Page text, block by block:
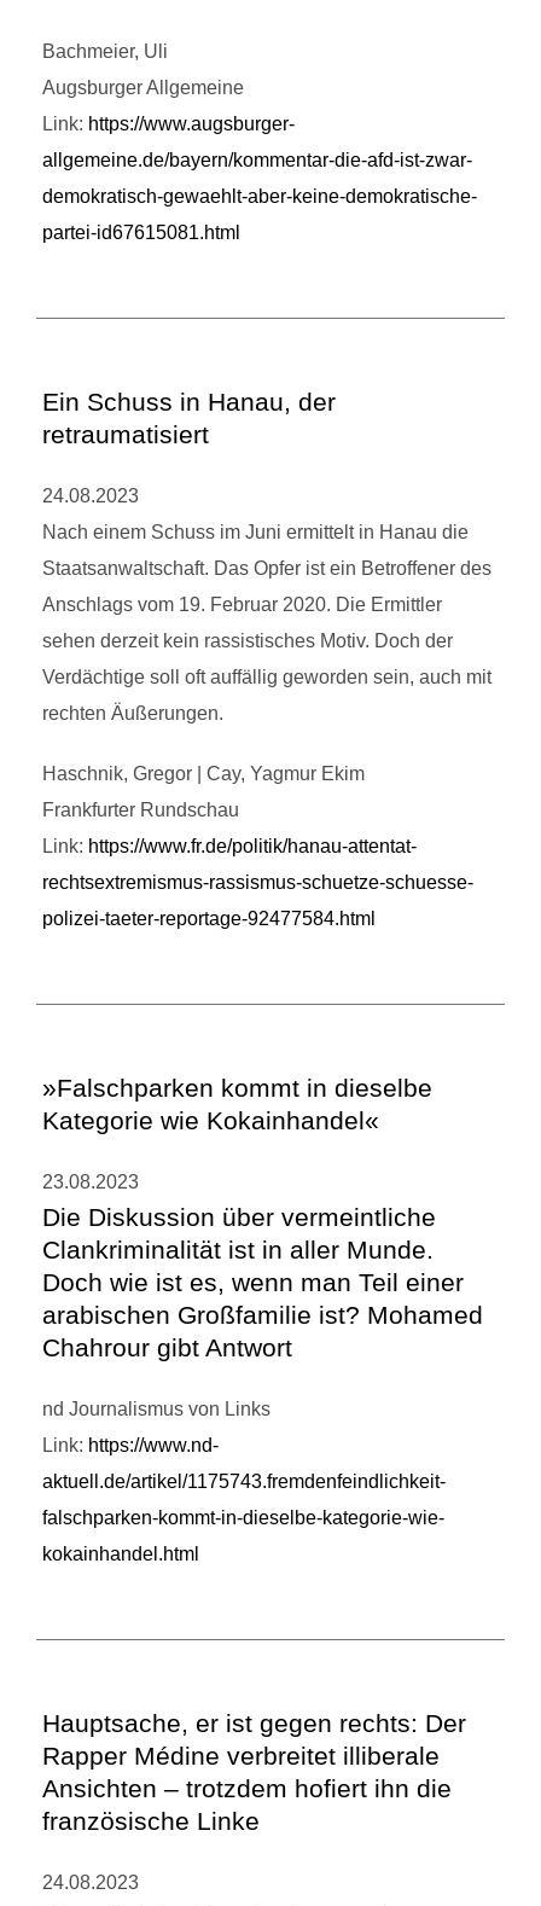
Bachmeier, Uli
Augsburger Allgemeine
Link: https://www.augsburger-
allgemeine.de/bayern/kommentar-die-afd-ist-zwar-
demokratisch-gewaehlt-aber-keine-demokratische-
partei-id67615081.html
Ein Schuss in Hanau, der
retraumatisiert
24.08.2023
Nach einem Schuss im Juni ermittelt in Hanau die
Staatsanwaltschaft. Das Opfer ist ein Betroffener des
Anschlags vom 19. Februar 2020. Die Ermittler
sehen derzeit kein rassistisches Motiv. Doch der
Verdächtige soll oft auffällig geworden sein, auch mit
rechten Äußerungen.
Haschnik, Gregor | Cay, Yagmur Ekim
Frankfurter Rundschau
Link: https://www.fr.de/politik/hanau-attentat-
rechtsextremismus-rassismus-schuetze-schuesse-
polizei-taeter-reportage-92477584.html
»Falschparken kommt in dieselbe
Kategorie wie Kokainhandel«
23.08.2023
Die Diskussion über vermeintliche
Clankriminalität ist in aller Munde.
Doch wie ist es, wenn man Teil einer
arabischen Großfamilie ist? Mohamed
Chahrour gibt Antwort
nd Journalismus von Links
Link: https://www.nd-
aktuell.de/artikel/1175743.fremdenfeindlichkeit-
falschparken-kommt-in-dieselbe-kategorie-wie-
kokainhandel.html
Hauptsache, er ist gegen rechts: Der
Rapper Médine verbreitet illiberale
Ansichten – trotzdem hofiert ihn die
französische Linke
24.08.2023